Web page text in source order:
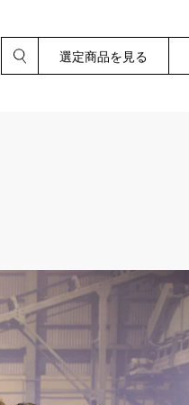
選定商品を見る